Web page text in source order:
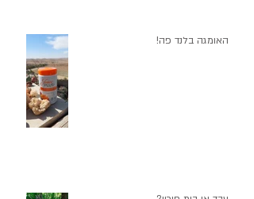
האומגה בלנד פה!